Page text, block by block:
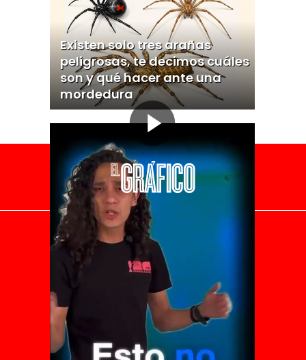
Existen solo tres arañas
peligrosas, te decimos cuáles
son y qué hacer ante una
mordedura
El Universal
Vive USA
Clase
De 10 sports